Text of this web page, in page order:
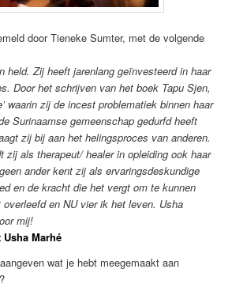
door Tieneke Sumter, met de volgende
held. Zij heeft jarenlang geïnvesteerd in haar
Door het schrijven van het boek Tapu Sjen,
waarin zij de incest problematiek binnen haar
Surinaamse gemeenschap gedurfd heeft
zij bij aan het helingsproces van anderen.
zij als therapeut/ healer in opleiding ook haar
ander kent zij als ervaringsdeskundige
en de kracht die het vergt om te kunnen
en NU vier ik het leven. Usha
mij!
Marhé
wat je hebt meegemaakt aan